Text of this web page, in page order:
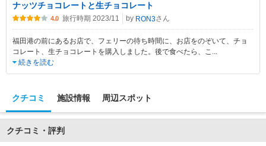
ナッツチョコレートと生チョコレート
4.0 旅行時期 2023/11 by RON3さん
福田港の前にあるお店で、フェリーの待ち時間に、お店をのぞいて、チョ
コレート、生チョコレートを購入しました。後で食べたら、こ ...
続きを読む
クチコミ 施設情報 周辺スポット
クチコミ・評判